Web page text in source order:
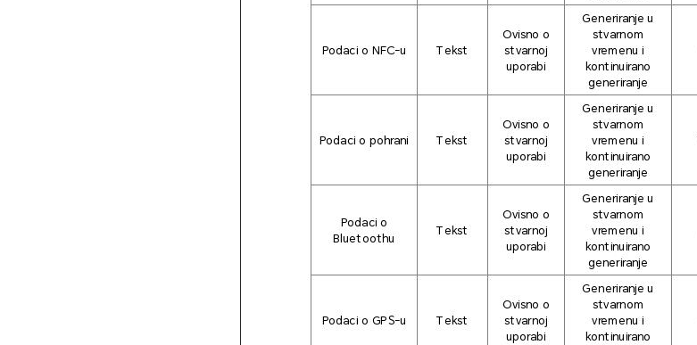
Podaci o NFC-u Tekst
Ovisno o
stvarnoj
uporabi
Generiranje u
stvarnom
vremenu i
kontinuirano
generiranje
Podaci o pohrani Tekst
Ovisno o
stvarnoj
uporabi
Generiranje u
stvarnom
vremenu i
kontinuirano
generiranje
Podaci o
Bluetoothu
Tekst
Ovisno o
stvarnoj
uporabi
Generiranje u
stvarnom
vremenu i
kontinuirano
generiranje
Podaci o GPS-u Tekst
Ovisno o
stvarnoj
uporabi
Generiranje u
stvarnom
vremenu i
kontinuirano